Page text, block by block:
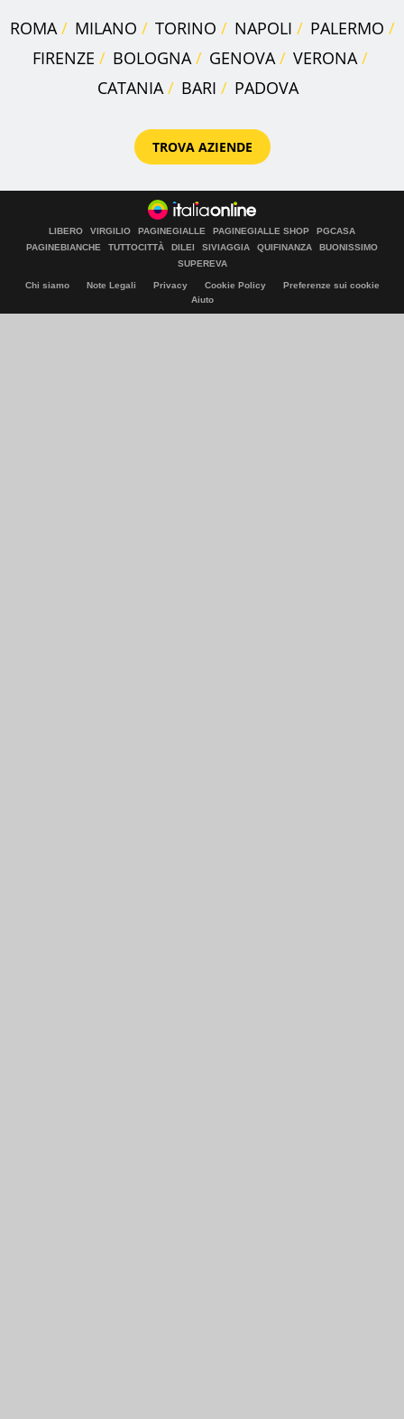
ROMA MILANO TORINO NAPOLI
PALERMO
FIRENZE
BOLOGNA GENOVA
VERONA
CATANIA
BARI PADOVA
TROVA AZIENDE
LIBERO VIRGILIO PAGINEGIALLE PAGINEGIALLE SHOP
PGCASA
PAGINEBIANCHE
TUTTOCITTÀ DILEI SIVIAGGIA QUIFINANZA
BUONISSIMO
SUPEREVA
Chi siamo Note Legali Privacy Cookie Policy
Preferenze sui cookie
Aiuto